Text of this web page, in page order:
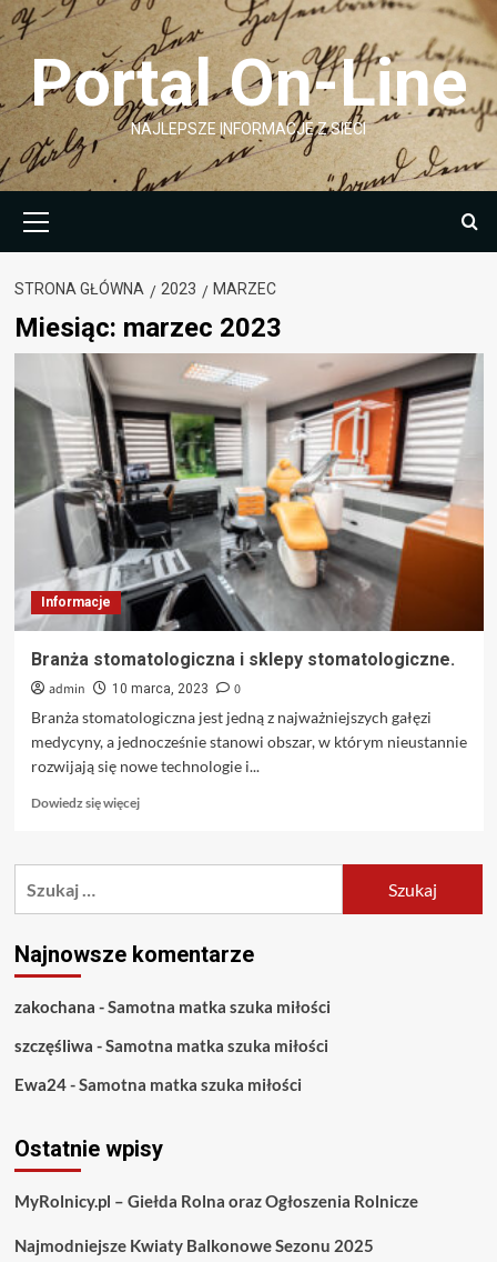
Przejdź
do
treściPortal On-Line
NAJLEPSZE INFORMACJE Z SIECI
główne
STRONA GŁÓWNA 2023 MARZEC
Miesiąc: marzec 2023
Informacje
Branża stomatologiczna i sklepy stomatologiczne.
admin 10 marca, 2023
0
Branża stomatologiczna jest jedną z najważniejszych gałęzi
medycyny, a jednocześnie stanowi obszar, w którym nieustannie
rozwijają się nowe technologie i...
Dowiedz się więcejDowiedz
o
sklepy
Najnowsze komentarze
zakochana -Samotna matka szuka miłości
szczęśliwa -Samotna matka szuka miłości
Ewa24-Samotna matka szuka miłości
Ostatnie wpisy
MyRolnicy.pl – Giełda Rolna oraz Ogłoszenia Rolnicze
Najmodniejsze Kwiaty Balkonowe Sezonu 2025